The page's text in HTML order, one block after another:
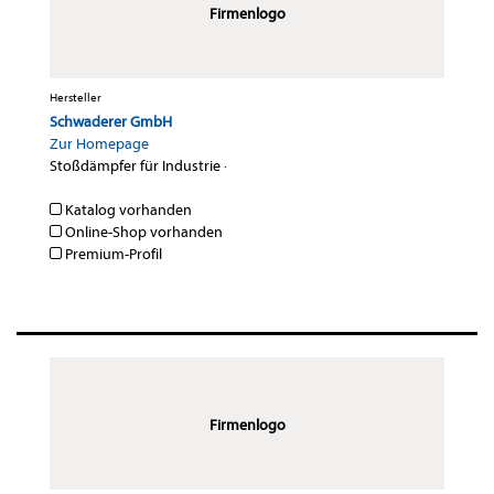
Firmenlogo
Hersteller
Schwaderer GmbH
Zur Homepage
Stoßdämpfer für Industrie·
Katalog vorhanden
Online-Shop vorhanden
Premium-Profil
Firmenlogo